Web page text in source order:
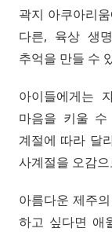
곽지 아쿠아리
다른, 육상 생
추억을 만들 수
아이들에게는
마음을 키울
계절에 따라 달
사계절을 오감
아름다운 제주
하고 싶다면 애